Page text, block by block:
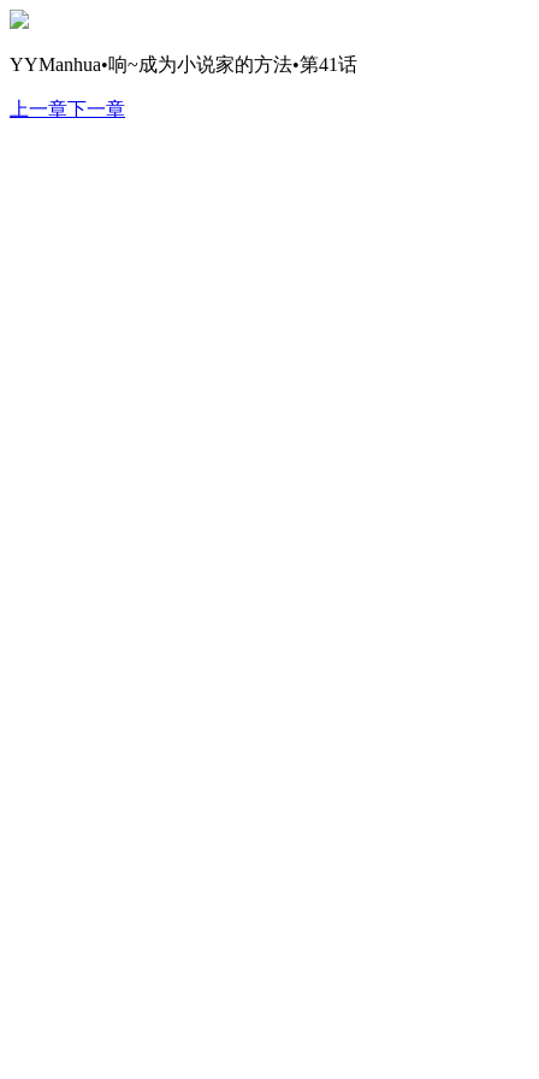
YYManhua•响~成为小说家的方法•第41话
上一章下一章